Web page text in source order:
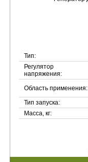
Тип:
Регулятор
напряжения:
Область применения:
Тип запуска:
Масса, кг: